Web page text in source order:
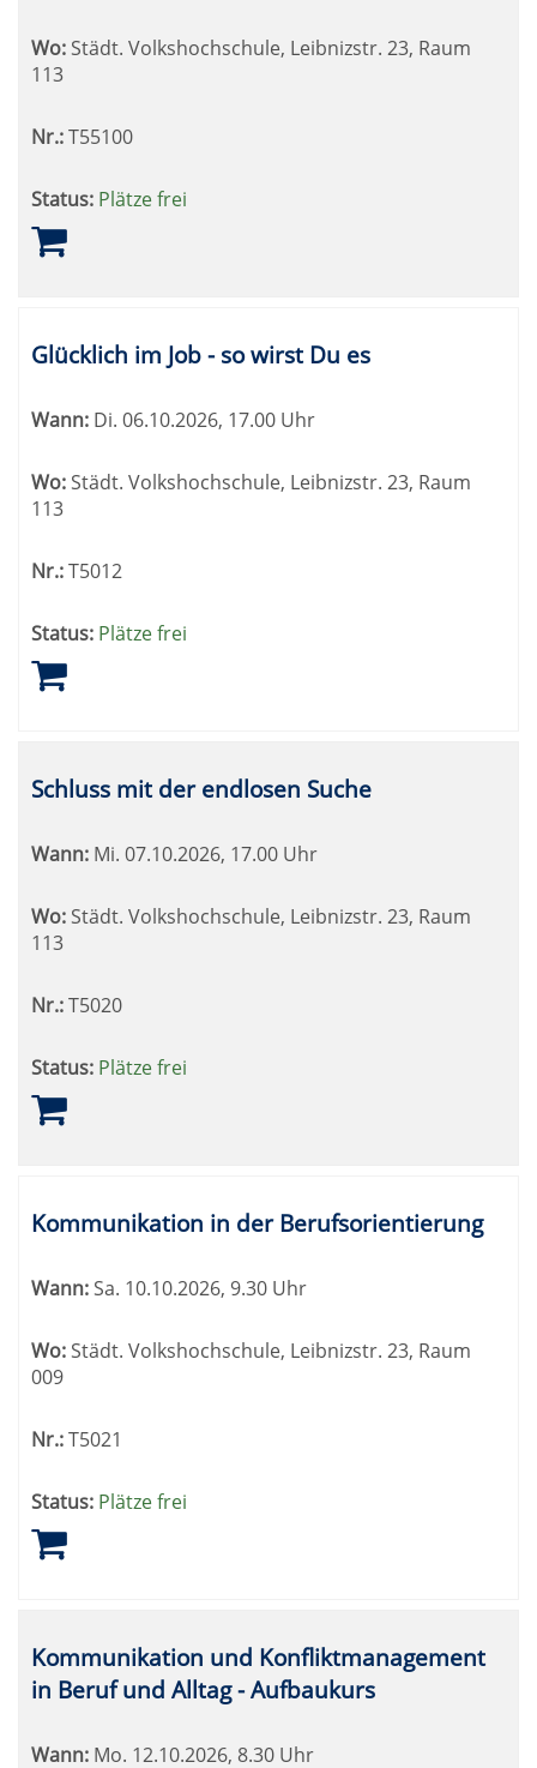
Wo: Städt. Volkshochschule, Leibnizstr. 23, Raum
113
Nr.:T55100
Status: Plätze frei
Glücklich im Job - so wirst Du es
Wann: Di. 06.10.2026, 17.00 Uhr
Wo:Städt. Volkshochschule, Leibnizstr. 23, Raum
113
Nr.:T5012
Status: Plätze frei
Schluss mit der endlosen Suche
Wann: Mi. 07.10.2026, 17.00 Uhr
Wo: Städt. Volkshochschule, Leibnizstr. 23, Raum
113
Nr.:T5020
Status: Plätze frei
Kommunikation in der Berufsorientierung
Wann:Sa. 10.10.2026, 9.30 Uhr
Wo:Städt. Volkshochschule, Leibnizstr. 23, Raum
009
Nr.:T5021
Status: Plätze frei
Kommunikation und Konfliktmanagement
in Beruf und Alltag - Aufbaukurs
Wann: Mo. 12.10.2026, 8.30 Uhr